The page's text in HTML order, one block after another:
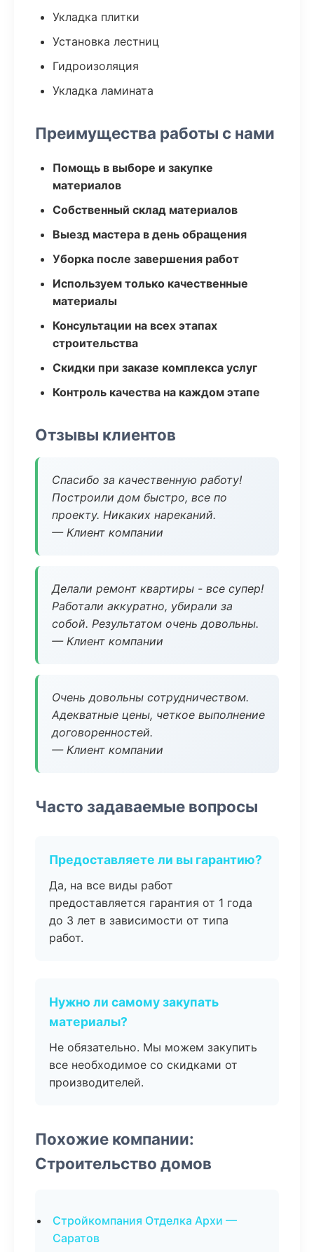
Укладка плитки
Установка лестниц
Гидроизоляция
Укладка ламината
Преимущества работы с нами
Помощь в выборе и закупке
материалов
Собственный склад материалов
Выезд мастера в день обращения
Уборка после завершения работ
Используем только качественные
материалы
Консультации на всех этапах
строительства
Скидки при заказе комплекса услуг
Контроль качества на каждом этапе
Отзывы клиентов
Спасибо за качественную работу!
Построили дом быстро, все по
проекту. Никаких нареканий.
— Клиент компании
Делали ремонт квартиры - все супер!
Работали аккуратно, убирали за
собой. Результатом очень довольны.
— Клиент компании
Очень довольны сотрудничеством.
Адекватные цены, четкое выполнение
договоренностей.
— Клиент компании
Часто задаваемые вопросы
Предоставляете ли вы гарантию?
Да, на все виды работ
предоставляется гарантия от 1 года
до 3 лет в зависимости от типа
работ.
Нужно ли самому закупать
материалы?
Не обязательно. Мы можем закупить
все необходимое со скидками от
производителей.
Похожие компании:
Строительство домов
Стройкомпания Отделка Архи —
Саратов